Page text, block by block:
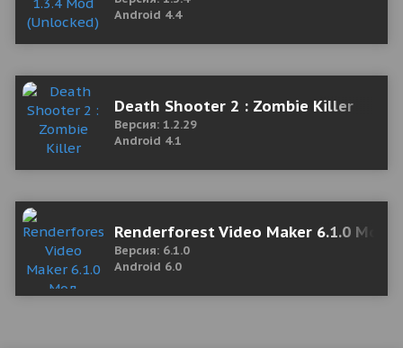
Android 4.4
Death Shooter 2 : Zombie Killer
Версия: 1.2.29
Android 4.1
Renderforest Video Maker 6.1.0 Мод
Версия: 6.1.0
Android 6.0